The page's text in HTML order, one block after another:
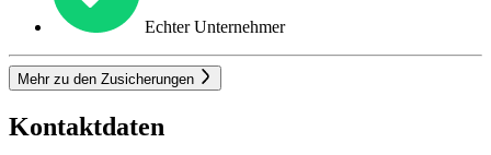
Echter Unternehmer
Mehr zu den Zusicherungen
Kontaktdaten